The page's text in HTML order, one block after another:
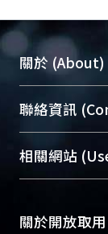
關於 (About)
臺大位居世
展現本校豐
機構典藏（
台，成為臺
成果。
聯絡資訊
總館學科館員
醫學圖書館
Sciences
相關網站
關於開放取